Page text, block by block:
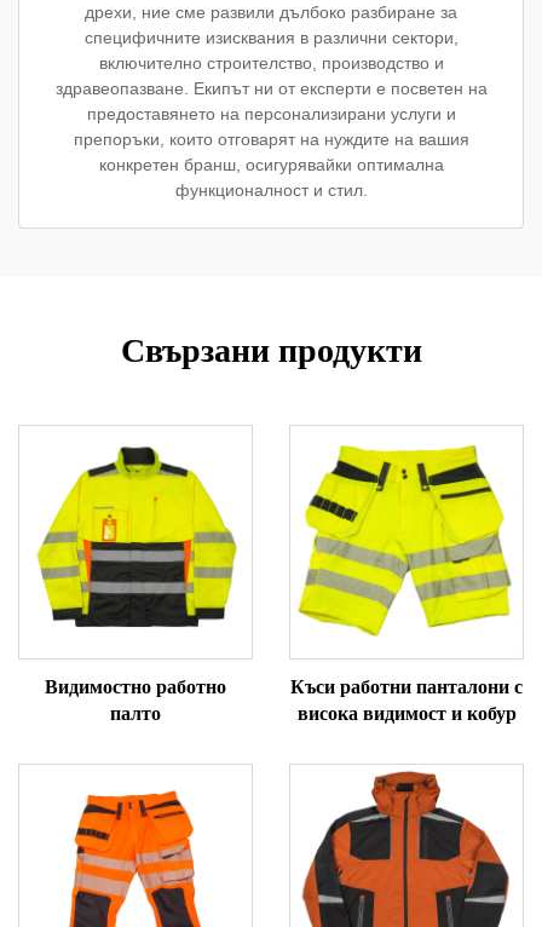
дрехи, ние сме развили дълбоко разбиране за
специфичните изисквания в различни сектори,
включително строителство, производство и
здравеопазване. Екипът ни от експерти е посветен на
предоставянето на персонализирани услуги и
препоръки, които отговарят на нуждите на вашия
конкретен бранш, осигурявайки оптимална
функционалност и стил.
Свързани продукти
Видимостно работно
палто
Къси работни панталони с
висока видимост и кобур